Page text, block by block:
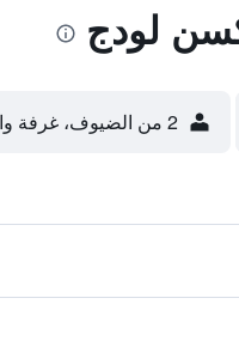
لودج
2 من الضيوف، غرفة واحدة